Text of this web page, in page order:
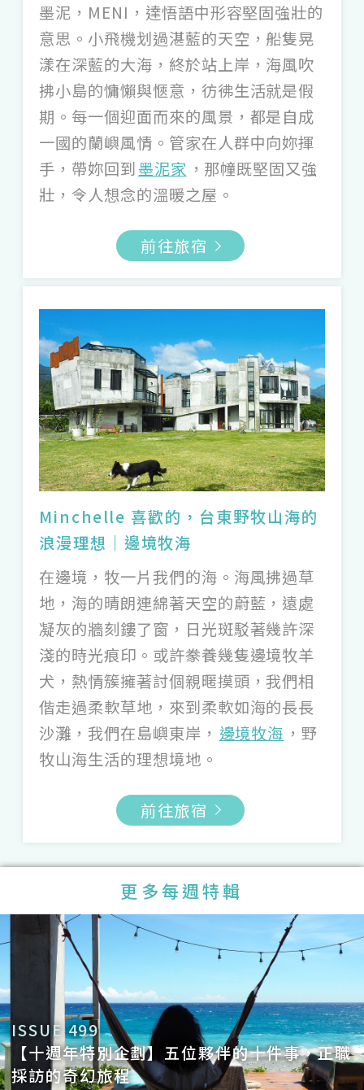
景地；我最喜歡的動畫就是《神隱少女》，
從那次採訪到現在，這一切也像神隱少女過
山洞，進到一個華麗無比的奇幻世界。
Q2：所有採訪過的旅宿，最令你感動、最
有感觸的主人故事？
A2：每次採訪都很開心、收穫很多，即使到
現在第十年還是會感動、甚至採訪到哭。我
話，一句來自「
候鳥潮間帶 」的楊大哥，他
帶我們去潮間帶，當時腳邊有很多小魚在衝
撞，聽到我問魚會不會受傷，他有些調侃地
說：「生命沒有那麼脆弱。」他無心的一句
話卻莫名給我很大的力量；第二句話是「飛
魚記憶美術館」男主人 Jimmy 說的「人要
活得甘心。」活得甘心才會感覺到生命的
甜，後來不管面對任何選擇，都會提醒自
己、問自己這句話。
Q3：採訪過程中，最難忘或最好笑的一段
採訪軼事？
A3：最好笑的是去南投採訪，明明已經上
山，晚餐後大家突然很想喝「炎術」，開車
下山結果沒有一個人帶錢，還臨時和白天採
訪剛認識的主人借錢，很荒唐哈哈。還有各
種超展開的採訪行程也很難忘，比如採訪到
一半被主人帶去 KTV 唱歌喝酒！或是太感
動全部的人和主人一起哭，之前採訪「
曾媽很漂亮，瞬間感動全部的女生，哭成一
Q4：此時此刻的你，最想去的一間旅宿？
A4：現在最想去十年前在墾丁的「
Villa」，那是我們第一年採訪的 villa，峇
里島風格、美到非常極致的空間，不只主人
用心，他們的愛情故事也閃閃發亮，空氣裡
很有戀愛的感覺；只可惜因為颱風和各種困
難消失了。如果從現在還存在的旅宿選，我
還是會選台東的「邊境牧海」，這名字我幫
墨泥，MENI，達悟語中形容堅固強壯的
意思。小飛機划過湛藍的天空，船隻晃
漾在深藍的大海，終於站上岸，海風吹
拂小島的慵懶與愜意，彷彿生活就是假
期。每一個迎面而來的風景，都是自成
一國的蘭嶼風情。管家在人群中向妳揮
手，帶妳回到墨泥家 ，那幢既堅固又強
壯，令人想念的溫暖之屋。
前往旅宿
Minchelle 喜歡的，台東野牧山海的
浪漫理想｜邊境牧海
在邊境，牧一片我們的海。海風拂過草
地，海的晴朗連綿著天空的蔚藍，遠處
凝灰的牆刻鏤了窗，日光斑駁著幾許深
淺的時光痕印。或許豢養幾隻邊境牧羊
犬，熱情簇擁著討個親暱摸頭，我們相
偕走過柔軟草地，來到柔軟如海的長長
沙灘，我們在島嶼東岸， 邊境牧海 ，野
牧山海生活的理想境地。
前往旅宿
更多每週特輯
ISSUE 499
【十週年特別企劃】五位夥伴的十件事，正職
採訪的奇幻旅程